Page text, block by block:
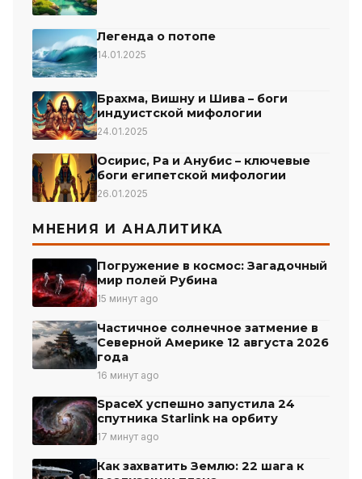
Легенда о потопе
14.01.2025
Брахма, Вишну и Шива – боги
индуистской мифологии
24.01.2025
Осирис, Ра и Анубис – ключевые
боги египетской мифологии
26.01.2025
МНЕНИЯ И АНАЛИТИКА
Погружение в космос: Загадочный
мир полей Рубина
15 минут ago
Частичное солнечное затмение в
Северной Америке 12 августа 2026
года
16 минут ago
SpaceX успешно запустила 24
спутника Starlink на орбиту
17 минут ago
Как захватить Землю: 22 шага к